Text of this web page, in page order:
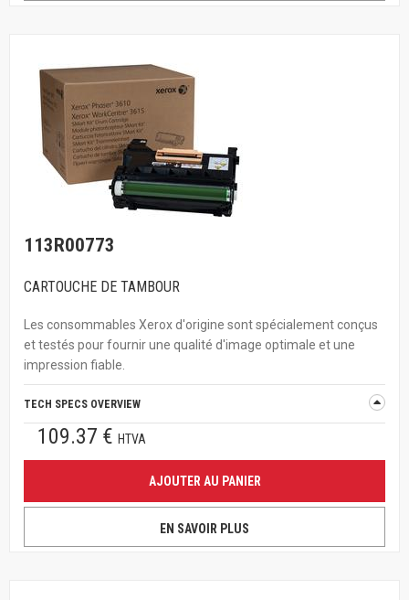
113R00773
CARTOUCHE DE TAMBOUR
Les consommables Xerox d'origine sont spécialement conçus
et testés pour fournir une qualité d'image optimale et une
impression fiable.
TECH SPECS OVERVIEW
109.37 € HTVA
AJOUTER AU PANIER
EN SAVOIR PLUS